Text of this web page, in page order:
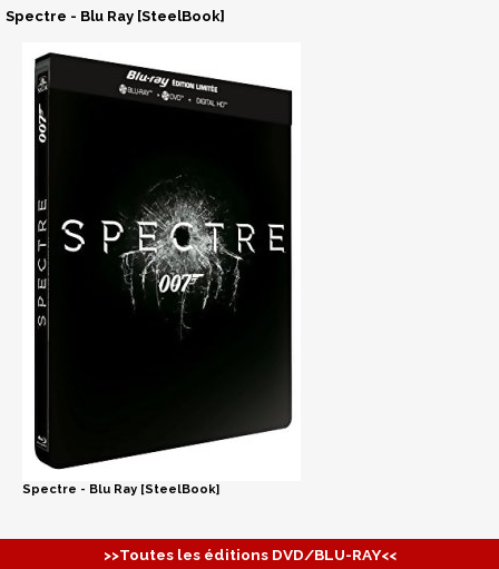
Spectre - Blu Ray [SteelBook]
Spectre - Blu Ray [SteelBook]
>>Toutes les éditions DVD/BLU-RAY<<